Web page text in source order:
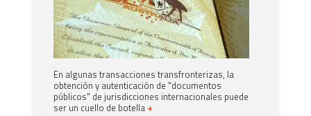
En algunas transacciones transfronterizas, la
obtención y autenticación de "documentos
públicos" de jurisdicciones internacionales puede
ser un cuello de botella +